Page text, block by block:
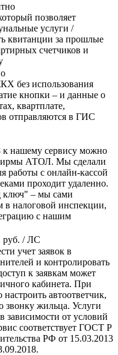
позволяет
услуги /
квитанции за прошлые
счетчиков и
без использования
кнопки – и данные о
квартплате,
отправляются в ГИС
нашему сервису можно
АТОЛ. Мы сделали
работы с онлайн-кассой
проходит удаленно.
ключ" – мы сами
в налоговой инспекции,
с нашим
руб. / ЛС
учет заявок в
и контролировать
к заявкам может
кабинета. При
автоответчик,
звонку жильца. Услуги
зависимости от условий
соответствует ГОСТ Р
РФ от 15.03.2013